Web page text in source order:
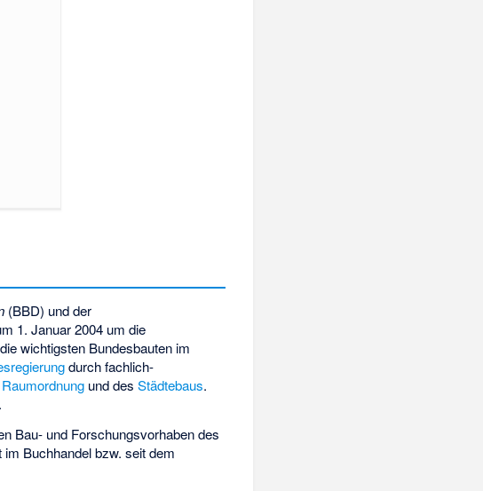
(BBD) und der
1. Januar 2004 um die
wichtigsten Bundesbauten im
durch fachlich-
Raumordnung und desStädtebaus.
.
Bau- und Forschungsvorhaben des
Buchhandel bzw. seit dem